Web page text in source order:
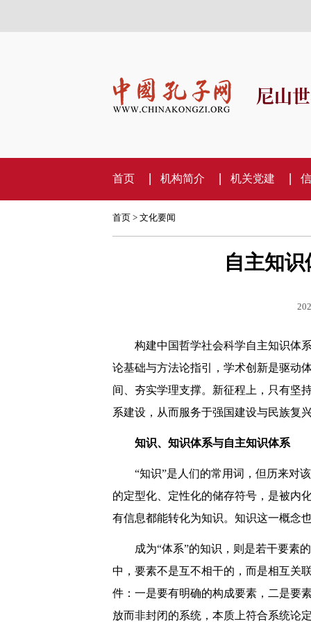
尼山
首页 机构简介 机关党建
首页> 文化要闻
自主知
构建中国哲学社会科学自主知识体
论基础与方法论指引，学术创新是驱动
间、夯实学理支撑。新征程上，只有坚
系建设，从而服务于强国建设与民族复
知识、知识体系与自主知识体系
“知识”是人们的常用词，但历来对
的定型化、定性化的储存符号，是被内
有信息都能转化为知识。知识这一概念
成为“体系”的知识，则是若干要素
中，要素不是互不相干的，而是相互关
件：一是要有明确的构成要素，二是要
放而非封闭的系统，本质上符合系统论